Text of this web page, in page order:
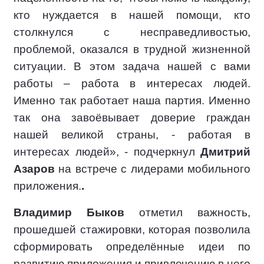
кто нуждается в нашей помощи, кто
столкнулся с несправедливостью,
проблемой, оказался в трудной жизненной
ситуации. В этом задача нашей с вами
работы – работа в интересах людей.
Именно так работает наша партия. Именно
так она завоёвывает доверие граждан
нашей великой страны, - работая в
интересах людей», - подчеркнул Дмитрий
Азаров на встрече с лидерами мобильного
приложения..
Владимир Быков отметил важность,
прошедшей стажировки, которая позволила
сформировать определённые идеи по